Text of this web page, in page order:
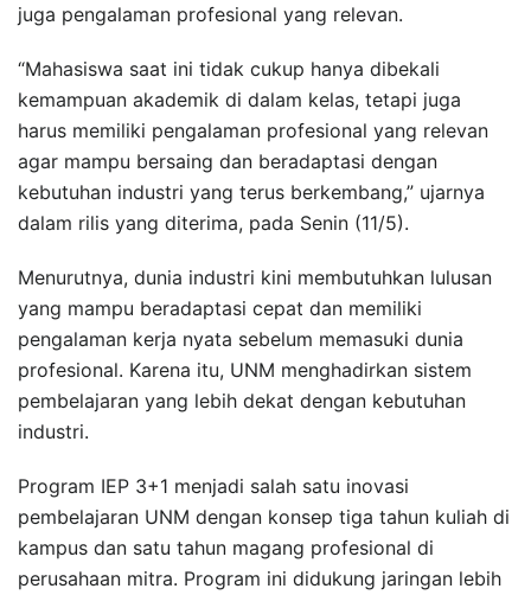
juga pengalaman profesional yang relevan.
“Mahasiswa saat ini tidak cukup hanya dibekali
kemampuan akademik di dalam kelas, tetapi juga
harus memiliki pengalaman profesional yang relevan
agar mampu bersaing dan beradaptasi dengan
kebutuhan industri yang terus berkembang,” ujarnya
dalam rilis yang diterima, pada Senin (11/5).
Menurutnya, dunia industri kini membutuhkan lulusan
yang mampu beradaptasi cepat dan memiliki
pengalaman kerja nyata sebelum memasuki dunia
profesional. Karena itu, UNM menghadirkan sistem
pembelajaran yang lebih dekat dengan kebutuhan
industri.
Program IEP 3+1 menjadi salah satu inovasi
pembelajaran UNM dengan konsep tiga tahun kuliah di
kampus dan satu tahun magang profesional di
perusahaan mitra. Program ini didukung jaringan lebih